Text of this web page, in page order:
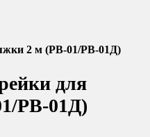
2 м (РВ-01/РВ-01Д)
для
РВ-01Д)